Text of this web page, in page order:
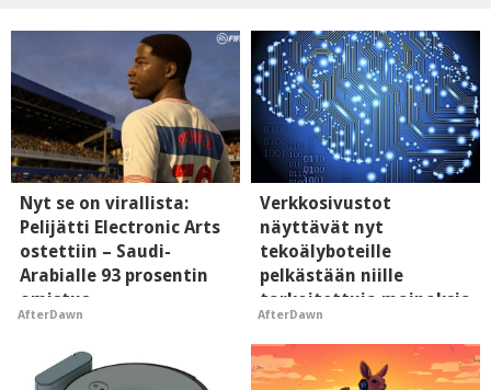
Nyt se on virallista:
Pelijätti Electronic Arts
ostettiin – Saudi-
Arabialle 93 prosentin
omistus
AfterDawn
Verkkosivustot
näyttävät nyt
tekoälyboteille
pelkästään niille
tarkoitettuja mainoksia
- vaikuttaa tekoälyn
mielikuvaan brändistä
AfterDawn